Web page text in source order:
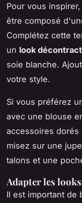
Pour vous
être composé
Complétez cette
un look
soie blanche.
votre style.
Si vous préférez
avec une blouse
accessoires
misez sur une
talons et une
Adapter les
Il est important de